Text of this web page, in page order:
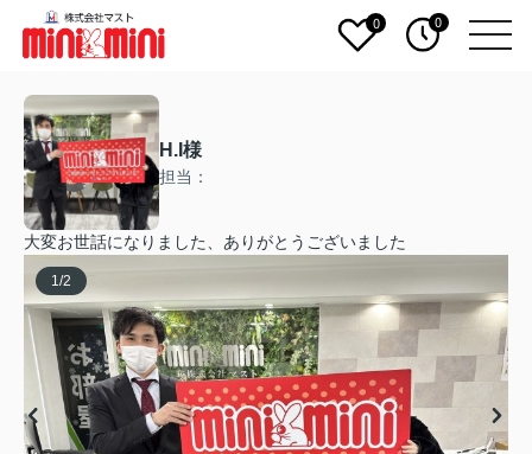
0 0
H.I様
担当：
大変お世話になりました、ありがとうございました
1 /2